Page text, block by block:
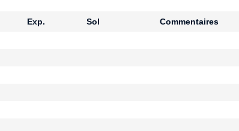
Exp. Sol Commentaires